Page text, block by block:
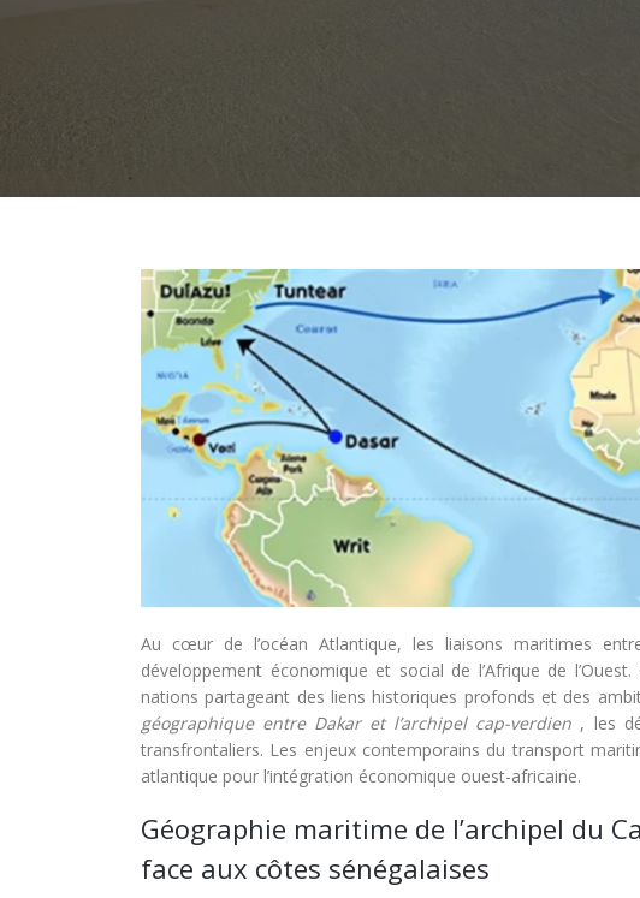
Au cœur de l’océan Atlantique, les liaisons maritimes
développement économique et social de l’Afrique de
nations partageant des liens historiques profonds et des
géographique entre Dakar et l’archipel cap-verdien , les
transfrontaliers. Les enjeux contemporains du transport
atlantique pour l’intégration économique ouest-africaine.
Géographie maritime de l’archipel du
face aux côtes sénégalaises